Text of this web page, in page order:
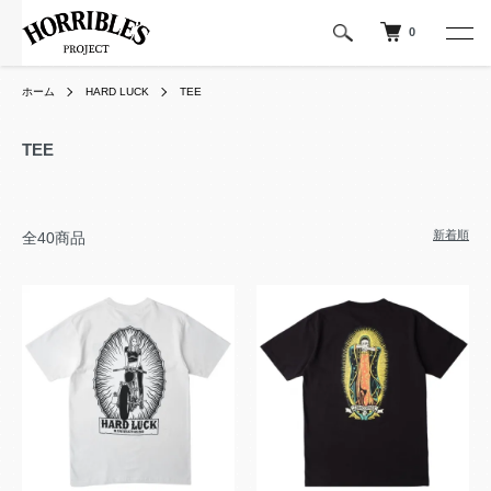
0
ホーム HARD LUCK TEE
TEE
全40商品 新着順